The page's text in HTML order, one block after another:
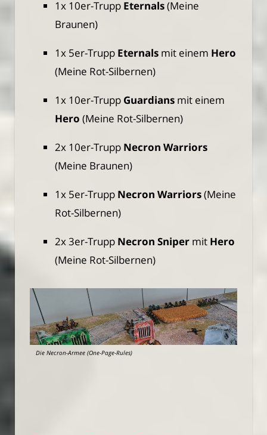
1x 10er-Trupp Eternals(Meine
Braunen)
1x 5er-Trupp Eternals mit einem Hero
(Meine Rot-Silbernen)
1x 10er-Trupp Guardians mit einem
Hero (Meine Rot-Silbernen)
2x 10er-Trupp Necron Warriors
(Meine Braunen)
1x 5er-Trupp Necron Warriors(Meine
Rot-Silbernen)
2x 3er-Trupp Necron Sniper mit Hero
(Meine Rot-Silbernen)
Die Necron-Armee (One-Page-Rules)